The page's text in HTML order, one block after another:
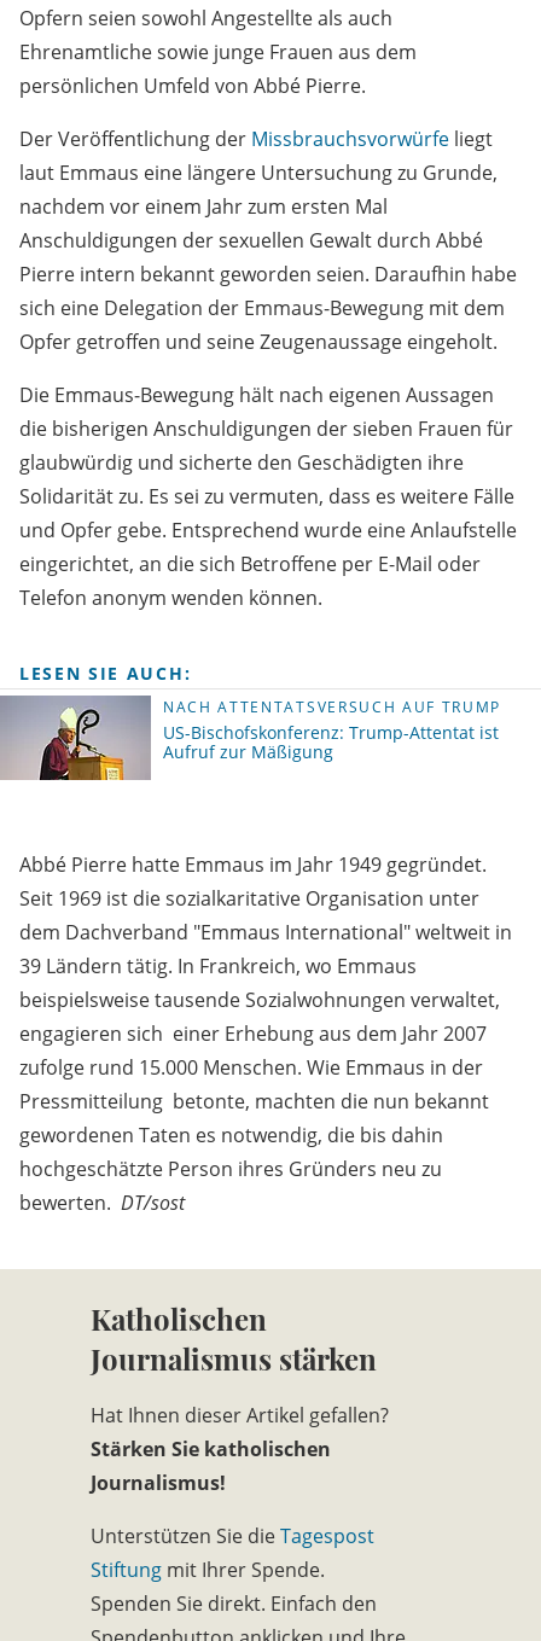
Opfern seien sowohl Angestellte als auch
Ehrenamtliche sowie junge Frauen aus dem
persönlichen Umfeld von Abbé Pierre.
Der Veröffentlichung der Missbrauchsvorwürfe liegt
laut Emmaus eine längere Untersuchung zu Grunde,
nachdem vor einem Jahr zum ersten Mal
Anschuldigungen der sexuellen Gewalt durch Abbé
Pierre intern bekannt geworden seien. Daraufhin habe
sich eine Delegation der Emmaus-Bewegung mit dem
Opfer getroffen und seine Zeugenaussage eingeholt.
Die Emmaus-Bewegung hält nach eigenen Aussagen
die bisherigen Anschuldigungen der sieben Frauen für
glaubwürdig und sicherte den Geschädigten ihre
Solidarität zu. Es sei zu vermuten, dass es weitere Fälle
und Opfer gebe. Entsprechend wurde eine Anlaufstelle
eingerichtet, an die sich Betroffene per E-Mail oder
Telefon anonym wenden können.
LESEN SIE AUCH:
NACH ATTENTATSVERSUCH AUF TRUMP
US-Bischofskonferenz: Trump-Attentat ist
Aufruf zur Mäßigung
Abbé Pierre hatte Emmaus im Jahr 1949 gegründet.
Seit 1969 ist die sozialkaritative Organisation unter
dem Dachverband "Emmaus International" weltweit in
39 Ländern tätig. In Frankreich, wo Emmaus
beispielsweise tausende Sozialwohnungen verwaltet,
engagieren sich einer Erhebung aus dem Jahr 2007
zufolge rund 15.000 Menschen. Wie Emmaus in der
Pressmitteilung betonte, machten die nun bekannt
gewordenen Taten es notwendig, die bis dahin
hochgeschätzte Person ihres Gründers neu zu
bewerten. DT/sost
Katholischen
Journalismus stärken
Hat Ihnen dieser Artikel gefallen?
Stärken Sie katholischen
Journalismus!
Unterstützen Sie dieTagespost
Stiftung mit Ihrer Spende.
Spenden Sie direkt. Einfach den